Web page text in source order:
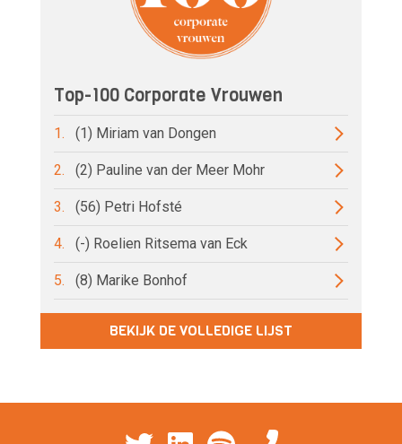
Top-100 Corporate Vrouwen
1. (1) Miriam van Dongen
2. (2) Pauline van der Meer Mohr
3. (56) Petri Hofsté
4. (-) Roelien Ritsema van Eck
5. (8) Marike Bonhof
BEKIJK DE VOLLEDIGE LIJST